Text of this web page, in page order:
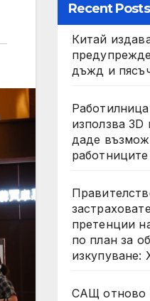
Recent Posts
Китай
дъжд и
използва 3D
даде
претенции
по план за
изкупуване:
САЩ отново